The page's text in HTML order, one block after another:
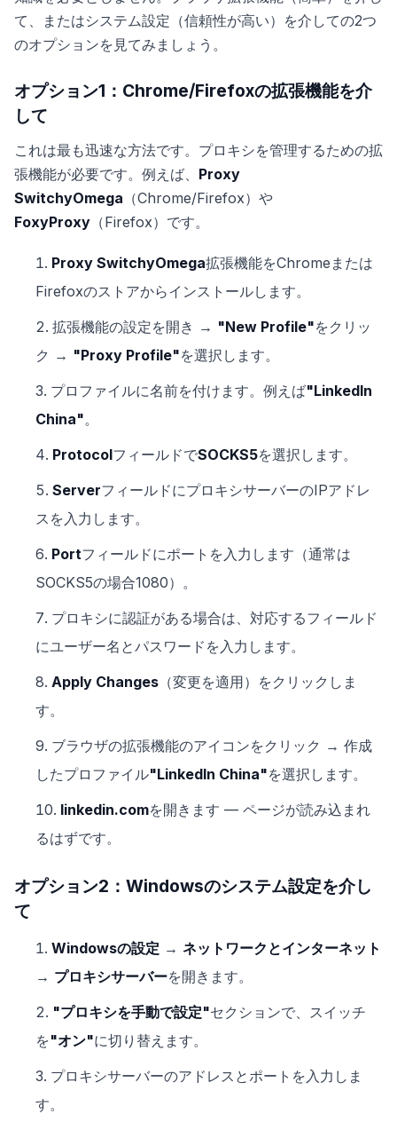
て、またはシステム設定（信頼性が高い）を介しての2つ
のオプションを見てみましょう。
オプション1：Chrome/Firefoxの拡張機能を介
して
これは最も迅速な方法です。プロキシを管理するための拡
張機能が必要です。例えば、 Proxy
SwitchyOmega （Chrome/Firefox）や
FoxyProxy （Firefox）です。
Proxy SwitchyOmega拡張機能をChromeまたは
Firefoxのストアからインストールします。
拡張機能の設定を開き → "New Profile"をクリッ
ク → "Proxy Profile"を選択します。
プロファイルに名前を付けます。例えば"LinkedIn
China"。
ProtocolフィールドでSOCKS5を選択します。
ServerフィールドにプロキシサーバーのIPアドレ
スを入力します。
Portフィールドにポートを入力します（通常は
SOCKS5の場合1080）。
プロキシに認証がある場合は、対応するフィールド
にユーザー名とパスワードを入力します。
Apply Changes （変更を適用）をクリックしま
す。
ブラウザの拡張機能のアイコンをクリック → 作成
したプロファイル"LinkedIn China"を選択します。
linkedin.comを開きます — ページが読み込まれ
るはずです。
オプション2：Windowsのシステム設定を介し
て
Windowsの設定 → ネットワークとインターネット
→ プロキシサーバーを開きます。
"プロキシを手動で設定"セクションで、スイッチ
を"オン"に切り替えます。
プロキシサーバーのアドレスとポートを入力しま
す。